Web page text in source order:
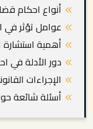
أنواع احكام
عوامل تؤثر في
أهمية استشارة
دور الأدلة في
الإجراءات
أسئلة شائعة